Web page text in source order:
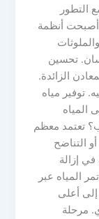
التطور
أصبحت أنظمة
تحسين
الزائدة.
توفير مياه
المياه
تعتمد معظم
أنظمة التحلية الحديثة على تقنية أنظمة RO أو التناضح
في إزالة
المياه عبر
أعلى
مرحلة